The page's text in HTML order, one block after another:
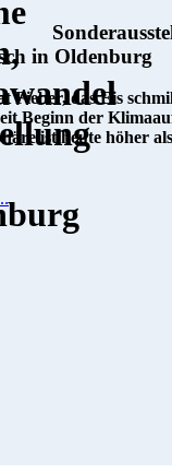
in Oldenburg
Fieber, das Eis
Beginn der
ist heute höher